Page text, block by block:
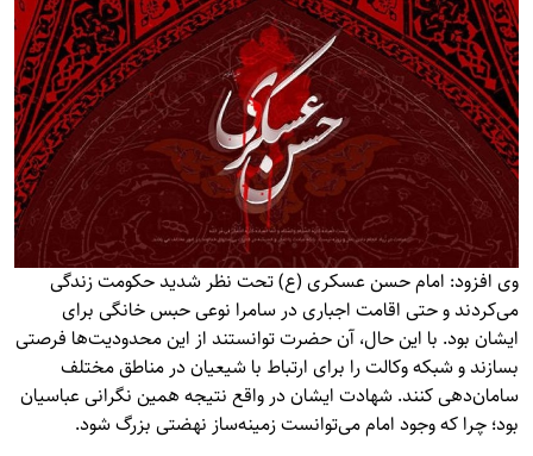
وی افزود: امام حسن عسکری (ع) تحت نظر شدید حکومت زندگی
می‌کردند و حتی اقامت اجباری در سامرا نوعی حبس خانگی برای
ایشان بود. با این حال، آن حضرت توانستند از این محدودیت‌ها فرصتی
بسازند و شبکه وکالت را برای ارتباط با شیعیان در مناطق مختلف
سامان‌دهی کنند. شهادت ایشان در واقع نتیجه همین نگرانی عباسیان
بود؛ چرا که وجود امام می‌توانست زمینه‌ساز نهضتی بزرگ شود.